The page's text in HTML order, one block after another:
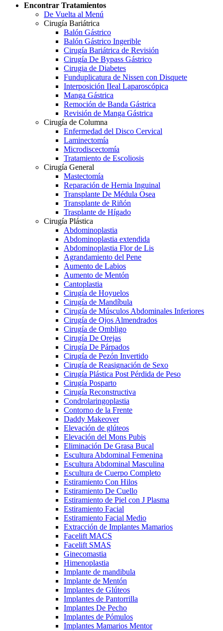
Encontrar Tratamientos
De Vuelta al Menú
Cirugía Bariátrica
Balón Gástrico
Balón Gástrico Ingerible
Cirugía Bariátrica de Revisión
Cirugía De Bypass Gástrico
Cirugia de Diabetes
Funduplicatura de Nissen con Disquete
Interposición IIeal Laparoscópica
Manga Gástrica
Remoción de Banda Gástrica
Revisión de Manga Gástrica
Cirugía de Columna
Enfermedad del Disco Cervical
Laminectomía
Microdiscectomía
Tratamiento de Escoliosis
Cirugía General
Mastectomía
Reparación de Hernia Inguinal
Transplante De Médula Osea
Transplante de Riñón
Trasplante de Hígado
Cirugía Plástica
Abdominoplastia
Abdominoplastia extendida
Abdominoplastia Flor de Lis
Agrandamiento del Pene
Aumento de Labios
Aumento de Mentón
Cantoplastia
Cirugía de Hoyuelos
Cirugía de Mandíbula
Cirugía de Músculos Abdominales Inferiores
Cirugía de Ojos Almendrados
Cirugía de Ombligo
Cirugía De Orejas
Cirugía De Párpados
Cirugía de Pezón Invertido
Cirugía de Reasignación de Sexo
Cirugía Plástica Post Pérdida de Peso
Cirugía Posparto
Cirugía Reconstructiva
Condrolaringoplastia
Contorno de la Frente
Daddy Makeover
Elevación de glúteos
Elevación del Mons Pubis
Eliminación De Grasa Bucal
Escultura Abdominal Femenina
Escultura Abdominal Masculina
Escultura de Cuerpo Completo
Estiramiento Con Hilos
Estiramiento De Cuello
Estiramiento de Piel con J Plasma
Estiramiento Facial
Estiramiento Facial Medio
Extracción de Implantes Mamarios
Facelift MACS
Facelift SMAS
Ginecomastia
Himenoplastia
Implante de mandibula
Implante de Mentón
Implantes de Glúteos
Implantes de Pantorrilla
Implantes De Pecho
Implantes de Pómulos
Implantes Mamarios Mentor